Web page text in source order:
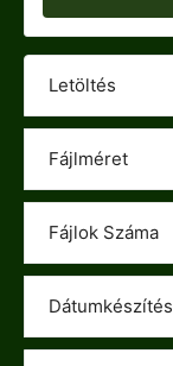
Letöltés
Fájlméret
Fájlok Száma
Dátumkészítés